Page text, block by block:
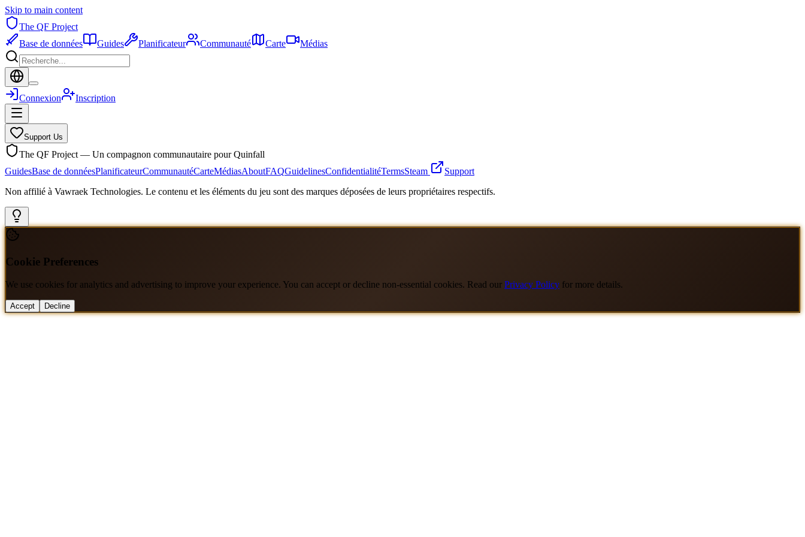
Skip to main content
The QF Project
Base de données
Guides Planificateur Communauté Carte Médias
Connexion Inscription
Support Us
The QF Project — Un compagnon communautaire pour Quinfall
GuidesBase de donnéesPlanificateurCommunautéCarteMédiasAboutFAQGuidelinesConfidentialitéTermsSteam
Support
Non affilié à Vawraek Technologies. Le contenu et les éléments du jeu sont des marques déposées de leurs propriétaires respectifs.
Cookie Preferences
We use cookies for analytics and advertising to improve your experience. You can accept or decline non-essential cookies. Read our Privacy Policy for more details.
Accept Decline